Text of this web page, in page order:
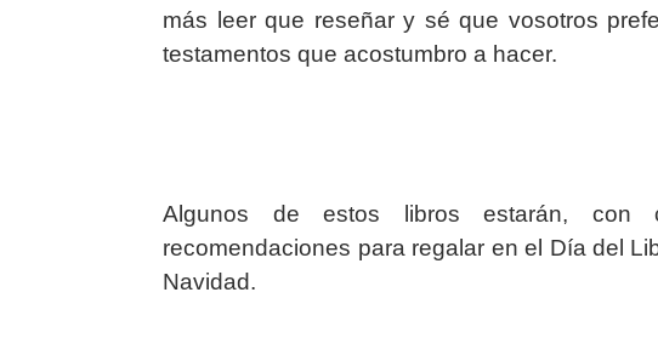
más leer que reseñar y sé que vosotros
testamentos que acostumbro a hacer.
Algunos de estos libros estarán, con
recomendaciones para regalar en el Día del
Navidad.